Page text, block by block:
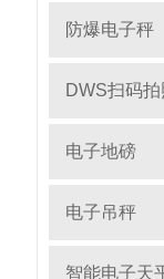
防爆电子秤
DWS扫码
电子地磅
电子吊秤
智能电子天